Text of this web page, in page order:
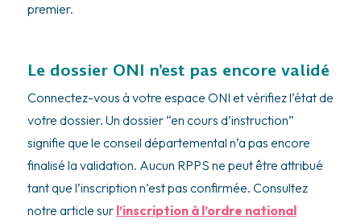
premier.
Le dossier ONI n’est pas encore validé
Connectez-vous à votre espace ONI et vérifiez l’état de
votre dossier. Un dossier “en cours d’instruction”
signifie que le conseil départemental n’a pas encore
finalisé la validation. Aucun RPPS ne peut être attribué
tant que l’inscription n’est pas confirmée. Consultez
notre article sur l’inscription à l’ordre national